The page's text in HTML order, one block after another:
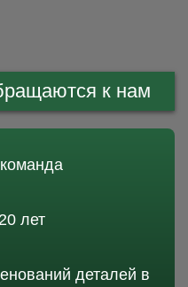
к нам
лет
деталей в